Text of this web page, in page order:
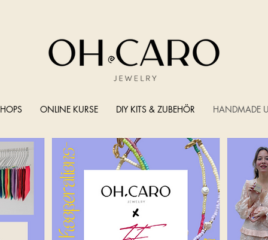
ONLINE KURSE DIY KITS & ZUBEHÖR HANDMADE